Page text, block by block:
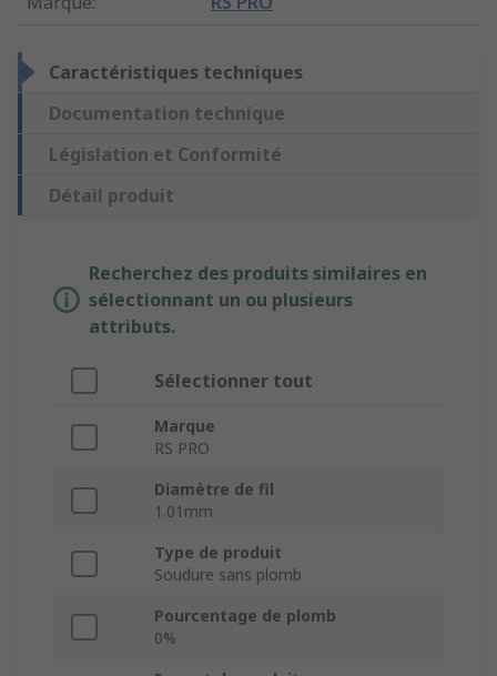
Caractéristiques techniques
Documentation technique
Législation et Conformité
Détail produit
Recherchez des produits similaires en
sélectionnant un ou plusieurs
attributs.
Sélectionner tout
Marque
RS PRO
Diamètre de fil
1.01mm
Type de produit
Soudure sans plomb
Pourcentage de plomb
0%